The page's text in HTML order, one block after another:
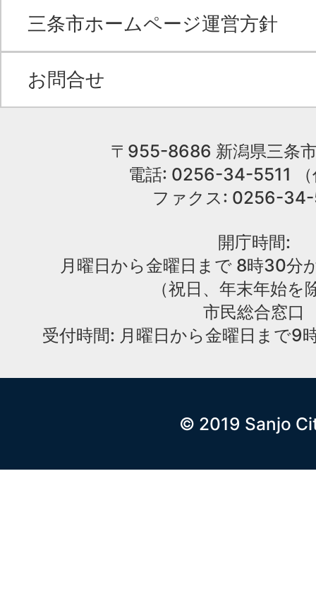
三条市ホームページ運営方針
お問合せ
〒955-8686 新潟県三条
電話: 0256-34-5511
ファクス: 0256-
開庁時間:
月曜日から金曜日まで 8時30分
（祝日、年末年始を
市民総合窓口
受付時間: 月曜日から金曜日まで9
© 2019 Sanjo